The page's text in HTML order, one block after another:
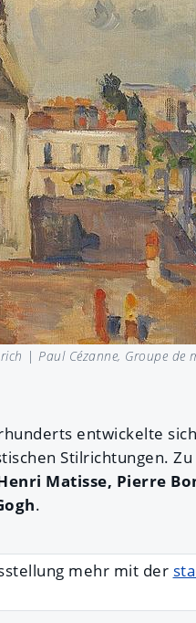
| Paul Cézanne, Groupe de
entwickelte
Stilrichtungen.
Matisse, Pierre
.
mehr mit der